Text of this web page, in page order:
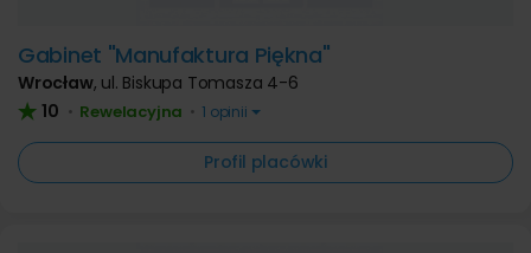
Gabinet "Manufaktura Piękna"
Wrocław, ul. Biskupa Tomasza 4-6
10 • Rewelacyjna • 1 opinii
Profil placówki